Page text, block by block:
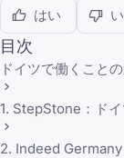
はい
目次
ドイツで働くこと
1. StepStone：ド
2. Indeed